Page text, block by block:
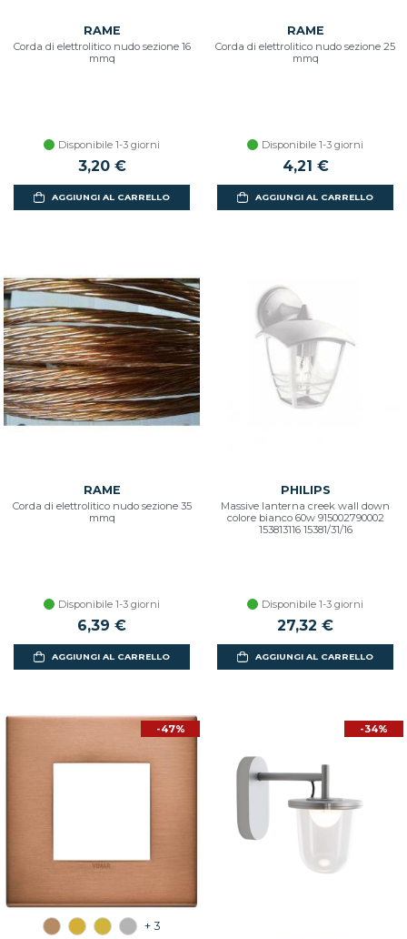
RAME
Corda di elettrolitico nudo sezione 16
mmq
Disponibile 1-3 giorni
3,20 €
AGGIUNGI AL CARRELLO
RAME
Corda di elettrolitico nudo sezione 25
mmq
Disponibile 1-3 giorni
4,21 €
AGGIUNGI AL CARRELLO
RAME
Corda di elettrolitico nudo sezione 35
mmq
Disponibile 1-3 giorni
6,39 €
AGGIUNGI AL CARRELLO
PHILIPS
Massive lanterna creek wall down
colore bianco 60w 915002790002
153813116 15381/31/16
Disponibile 1-3 giorni
27,32 €
AGGIUNGI AL CARRELLO
-47%
+ 3
-34%